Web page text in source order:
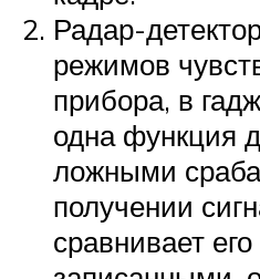
Радар-
режимов
прибора, в
одна функция
ложными
получении
сравнивает